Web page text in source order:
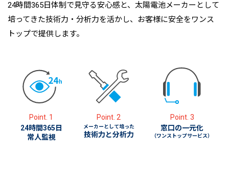
24時間365日体制で見守る安心感と、太陽電池メーカーとして
培ってきた技術力・分析力を活かし、お客様に安全をワンス
トップで提供します。
Point. 1
24時間365日
常人監視
Point. 2
メーカーとして培った
技術力と分析力
Point. 3
窓口の一元化
（ワンストップサービス）